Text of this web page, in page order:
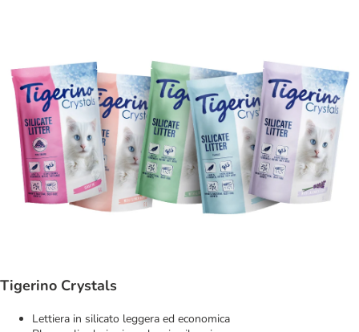
Tigerino Crystals
Lettiera in silicato leggera ed economica